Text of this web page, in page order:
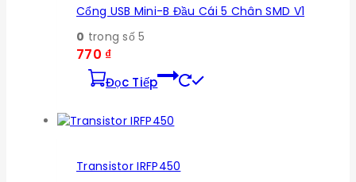
Cổng USB Mini-B Đầu Cái 5 Chân SMD V1
0 trong số 5
770 ₫
Đọc Tiếp
Transistor IRFP450